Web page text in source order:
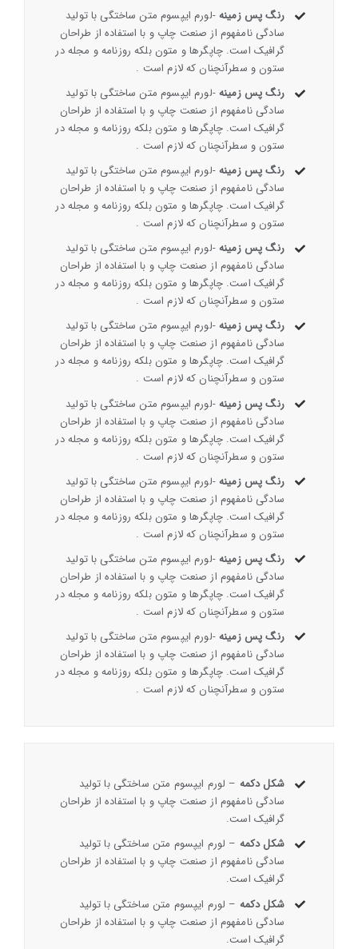
رنگ پس زمینه-لورم ایپسوم متن ساختگی با تولید
سادگی نامفهوم از صنعت چاپ و با استفاده از طراحان
گرافیک است. چاپگرها و متون بلکه روزنامه و مجله در
ستون و سطرآنچنان که لازم است .
رنگ پس زمینه-لورم ایپسوم متن ساختگی با تولید
سادگی نامفهوم از صنعت چاپ و با استفاده از طراحان
گرافیک است. چاپگرها و متون بلکه روزنامه و مجله در
ستون و سطرآنچنان که لازم است .
رنگ پس زمینه-لورم ایپسوم متن ساختگی با تولید
سادگی نامفهوم از صنعت چاپ و با استفاده از طراحان
گرافیک است. چاپگرها و متون بلکه روزنامه و مجله در
ستون و سطرآنچنان که لازم است .
رنگ پس زمینه-لورم ایپسوم متن ساختگی با تولید
سادگی نامفهوم از صنعت چاپ و با استفاده از طراحان
گرافیک است. چاپگرها و متون بلکه روزنامه و مجله در
ستون و سطرآنچنان که لازم است .
رنگ پس زمینه-لورم ایپسوم متن ساختگی با تولید
سادگی نامفهوم از صنعت چاپ و با استفاده از طراحان
گرافیک است. چاپگرها و متون بلکه روزنامه و مجله در
ستون و سطرآنچنان که لازم است .
رنگ پس زمینه-لورم ایپسوم متن ساختگی با تولید
سادگی نامفهوم از صنعت چاپ و با استفاده از طراحان
گرافیک است. چاپگرها و متون بلکه روزنامه و مجله در
ستون و سطرآنچنان که لازم است .
رنگ پس زمینه-لورم ایپسوم متن ساختگی با تولید
سادگی نامفهوم از صنعت چاپ و با استفاده از طراحان
گرافیک است. چاپگرها و متون بلکه روزنامه و مجله در
ستون و سطرآنچنان که لازم است .
رنگ پس زمینه-لورم ایپسوم متن ساختگی با تولید
سادگی نامفهوم از صنعت چاپ و با استفاده از طراحان
گرافیک است. چاپگرها و متون بلکه روزنامه و مجله در
ستون و سطرآنچنان که لازم است .
رنگ پس زمینه-لورم ایپسوم متن ساختگی با تولید
سادگی نامفهوم از صنعت چاپ و با استفاده از طراحان
گرافیک است. چاپگرها و متون بلکه روزنامه و مجله در
ستون و سطرآنچنان که لازم است .
شکل دکمه – لورم ایپسوم متن ساختگی با تولید
سادگی نامفهوم از صنعت چاپ و با استفاده از طراحان
گرافیک است.
شکل دکمه – لورم ایپسوم متن ساختگی با تولید
سادگی نامفهوم از صنعت چاپ و با استفاده از طراحان
گرافیک است.
شکل دکمه – لورم ایپسوم متن ساختگی با تولید
سادگی نامفهوم از صنعت چاپ و با استفاده از طراحان
گرافیک است.